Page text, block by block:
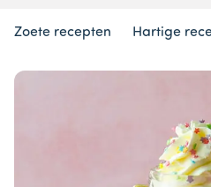
Zoete recepten Hartige